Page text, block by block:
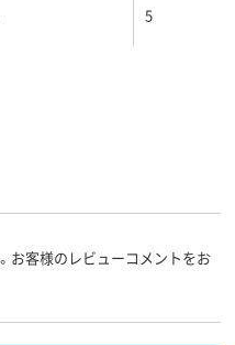
5
お客様のレビューコメントをお